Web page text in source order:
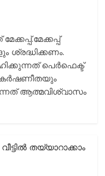
ശ്രദ്ധിക്കണം.
പെര്‍ഫെക്ട്
ആത്മവിശ്വാസം
തയ്യാറാക്കാം